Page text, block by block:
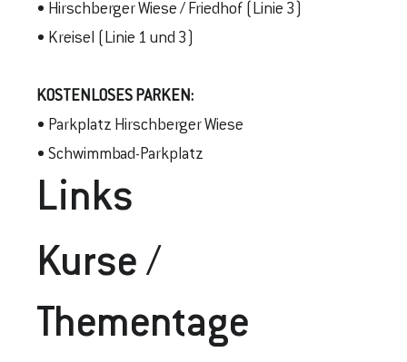
• Hirschberger Wiese / Friedhof (Linie 3)
• Kreisel (Linie 1 und 3)
KOSTENLOSES PARKEN:
• Parkplatz Hirschberger Wiese
• Schwimmbad-Parkplatz
Links
Kurse /
Thementage